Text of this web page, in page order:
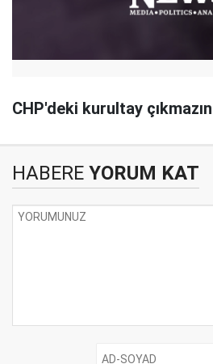
CHP'deki kurultay
HABERE YORUM KAT